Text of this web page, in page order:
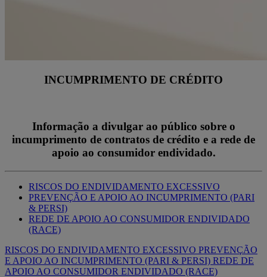
INCUMPRIMENTO DE CRÉDITO
Informação a divulgar ao público sobre o
incumprimento de contratos de crédito e a rede de
apoio ao consumidor endividado.
RISCOS DO ENDIVIDAMENTO EXCESSIVO
PREVENÇÃO E APOIO AO INCUMPRIMENTO (PARI
& PERSI)
REDE DE APOIO AO CONSUMIDOR ENDIVIDADO
(RACE)
RISCOS DO ENDIVIDAMENTO EXCESSIVO PREVENÇÃO
E APOIO AO INCUMPRIMENTO (PARI & PERSI) REDE DE
APOIO AO CONSUMIDOR ENDIVIDADO (RACE)